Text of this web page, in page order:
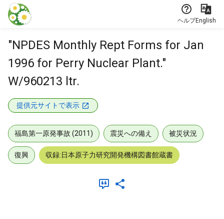
本文に飛ぶ
ヘルプEnglish
"NPDES Monthly Rept Forms for Jan
1996 for Perry Nuclear Plant."
W/960213 ltr.
提供元サイトで表示
福島第一原発事故 (2011) 震災への備え 被災状況
復興 収録:日本原子力研究開発機構図書館蔵書